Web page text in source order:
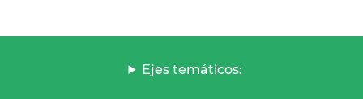
Ejes temáticos: